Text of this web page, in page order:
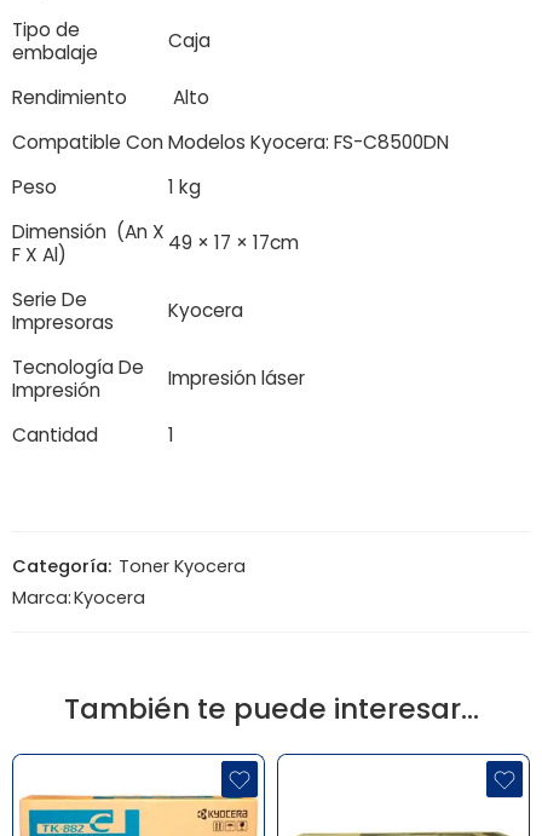
Tipo de
embalaje
Caja
Rendimiento
Alto
Compatible ConModelos Kyocera: FS-C8500DN
Peso
1 kg
Dimensión (An X
F X Al)
49 × 17 × 17cm
Serie De
Impresoras
Kyocera
Tecnología De
Impresión
Impresión láser
Cantidad 1
Categoría: Toner Kyocera
Marca:Kyocera
También te puede interesar…